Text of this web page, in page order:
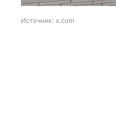
Источник: x.com